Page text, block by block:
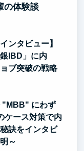
の体験談
ンタビュー】
IBD」に内
ブ突破の戦略
"MBB" にわず
ケース対策で内
訣をインタビ
～